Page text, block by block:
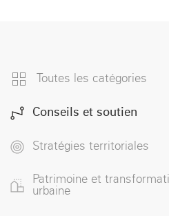
Toutes les catégories
Conseils et soutien
Stratégies territoriales
Patrimoine et
urbaine